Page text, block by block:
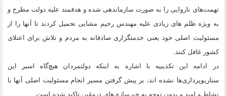
تهمت‌های نا‌روایی را به صورت سازماندهی شده و هدفمند علیه دولت مطرح و
به ویژه ظلم های زیادی علیه مهندس رحیم مشایی تحمیل کردند تا آنها را از
مسئولیت اصلی خود یعنی خدمتگزاری صادقانه به مردم و تلاش برای اعتلای
کشور غافل کنند.
در ادامه این تکذیبیه با اشاره به اینکه دولتمردان هیچ‌گاه اسیر این
سناریوپردازی‌ها نشده اند، بر پیش گرفتن مسیر انجام مسئولیت اصلی آنها با
نشاط و امید و بدون توجه به خبرسازی‌های دروغین تاکید شده است.